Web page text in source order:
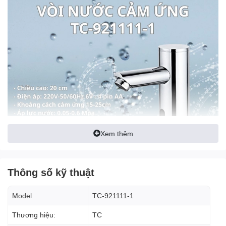
Đặc điểm cấu tạo
Xem thêm
Thông số kỹ thuật
Model TC-921111-1
Thương hiệu: TC